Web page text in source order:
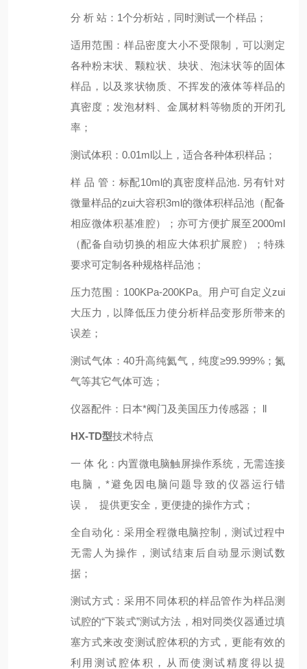
分 析 站： 1个分析站，同时测试一个样品；
适用范围：样品密度大小不受限制，可以测定
各种粉末状、颗粒状、块状、泡沫状等的固体
样品，以及浆状物质、不挥发的液体等样品的
真密度；发泡材料、金属材料等物质的开闭孔
率；
测试体积 ： 0.01ml以上，适合各种体积样品；
样 品 管 ： 标配10ml的真密度样品池. 另有针对
微量样品的zui大容积3ml的微体积样品池（配备
相应微体积基准腔）；亦可方便扩展至2000ml
（配备自动切换的相应大体积扩展腔）；特殊
要求可定制各种规格样品池；
压力范围 ： 100KPa-200KPa。用户可自定义zui
大压力，以降低压力使分析样品变形所带来的
误差；
测试气体 ：40升高纯氦气，纯度≥99.999%；氮
气等其它气体可选；
仪器配件： 日本*阀门及美国压力传感器； ll
HX-TD型技术特点
一 体 化：内置微电脑触屏操作系统，无需连接
电脑，*避免因电脑问题导致的仪器运行错
误， 提供更安全，更便捷的操作方式；
全自动化：采用全程微电脑控制，测试过程中
无需人为操作，测试结束后自动显示测试数
据；
测试方式：采用不同体积的样品管作为样品测
试腔的“下装式”测试方法，相对同类仪器通过填
塞方式来改变测试腔体积的方式，更能有效的
利用测试腔体积，从而使测试精度得以提